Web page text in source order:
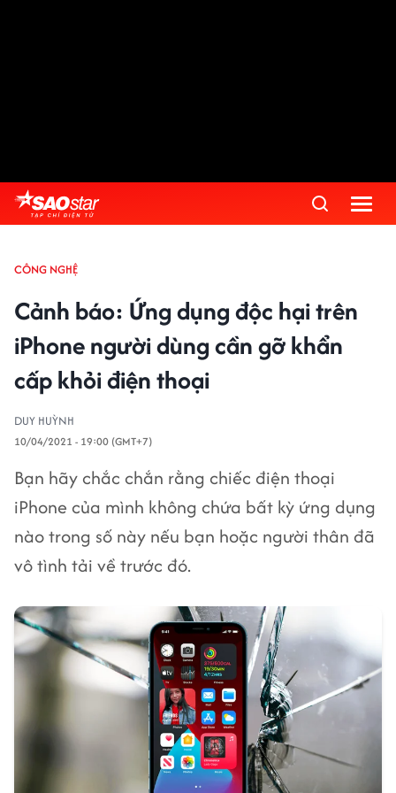
CÔNG NGHỆ
Cảnh báo: Ứng dụng độc hại trên
iPhone người dùng cần gỡ khẩn
cấp khỏi điện thoại
DUY HUỲNH
10/04/2021 - 19:00 (GMT+7)
Bạn hãy chắc chắn rằng chiếc điện thoại
iPhone của mình không chứa bất kỳ ứng dụng
nào trong số này nếu bạn hoặc người thân đã
vô tình tải về trước đó.